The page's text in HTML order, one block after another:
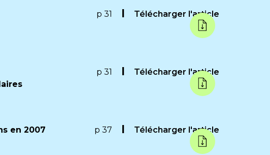
p 31 Télécharger l'article
p 31 Télécharger l'article
en 2007 p 37 Télécharger l'article